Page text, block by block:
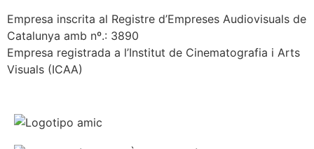
Empresa inscrita al Registre d’Empreses Audiovisuals de
Catalunya amb nº.: 3890
Empresa registrada a l’Institut de Cinematografia i Arts
Visuals (ICAA)